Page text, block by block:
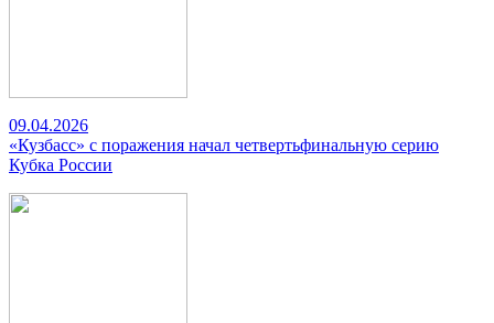
09.04.2026
«Кузбасс» с поражения начал четвертьфинальную серию
Кубка России